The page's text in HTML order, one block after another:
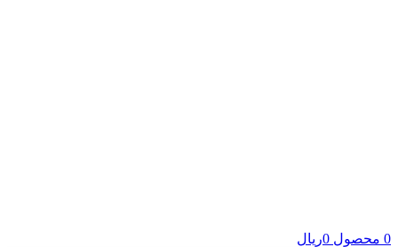
0 محصول 0ریال